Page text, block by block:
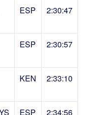
ESP 2:30:47
ESP 2:30:57
KEN 2:33:10
ESP 2:34:56